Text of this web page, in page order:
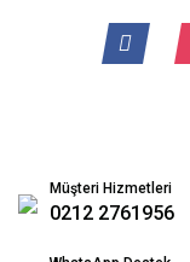
Müşteri Hizmetleri
0212 2761956